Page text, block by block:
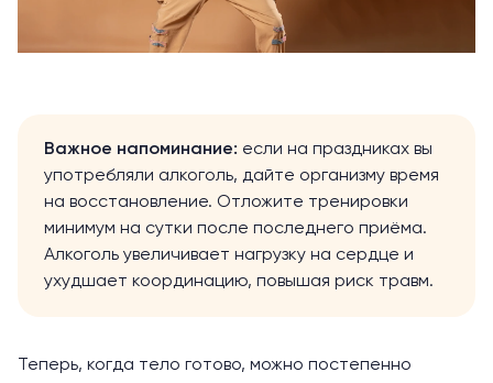
Важное напоминание: если на праздниках вы
употребляли алкоголь, дайте организму время
на восстановление. Отложите тренировки
минимум на сутки после последнего приёма.
Алкоголь увеличивает нагрузку на сердце и
ухудшает координацию, повышая риск травм.
Теперь, когда тело готово, можно постепенно